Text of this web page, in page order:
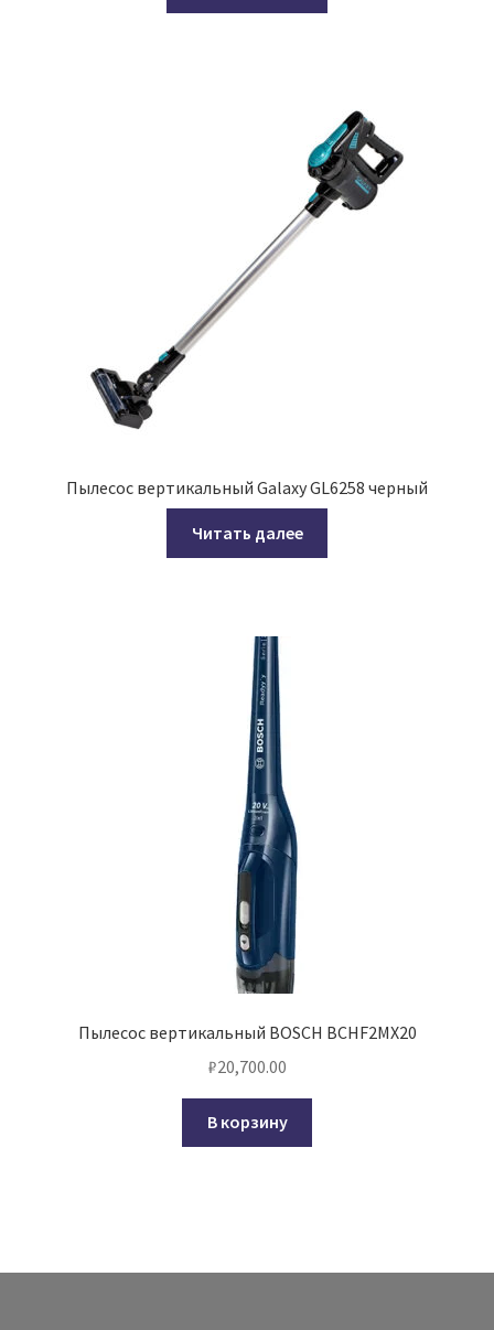
Пылесос вертикальный Galaxy GL6258 черный
Читать далее
Пылесос вертикальный BOSCH BCHF2MX20
₽20,700.00
В корзину